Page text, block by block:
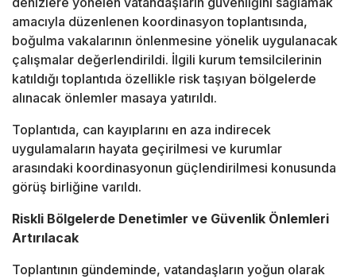
amacıyla düzenlenen koordinasyon toplantısında,
boğulma vakalarının önlenmesine yönelik uygulanacak
çalışmalar değerlendirildi. İlgili kurum temsilcilerinin
katıldığı toplantıda özellikle risk taşıyan bölgelerde
alınacak önlemler masaya yatırıldı.
Toplantıda, can kayıplarını en aza indirecek
uygulamaların hayata geçirilmesi ve kurumlar
arasındaki koordinasyonun güçlendirilmesi konusunda
görüş birliğine varıldı.
Riskli Bölgelerde Denetimler ve Güvenlik Önlemleri
Artırılacak
Toplantının gündeminde, vatandaşların yoğun olarak